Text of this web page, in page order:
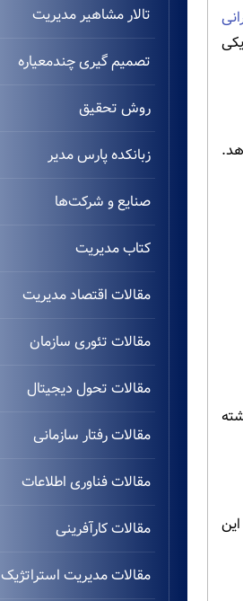
تالار مشاهیر مدیریت
تصمیم گیری چندمعیاره
روش تحقیق
زبانکده پارس مدیر
صنایع و شرکت‌ها
کتاب مدیریت
مقالات اقتصاد مدیریت
مقالات تئوری سازمان
مقالات تحول دیجیتال
مقالات رفتار سازمانی
مقالات فناوری اطلاعات
مقالات کارآفرینی
مقالات مدیریت استراتژیک